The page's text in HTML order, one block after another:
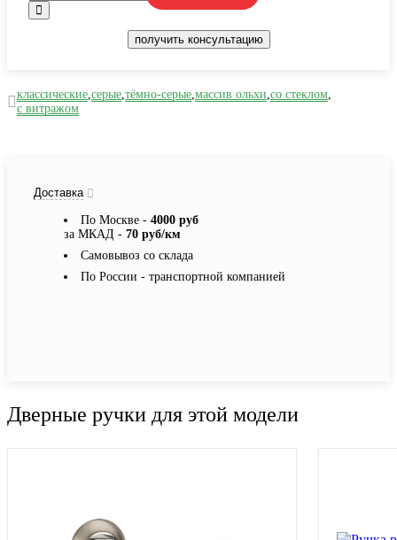
получить консультацию
классические,серые,тёмно-серые,массив ольхи,со стеклом,
с витражом
Доставка
По Москве - 4000 руб
за МКАД - 70 руб/км
Самовывоз со склада
По России - транспортной компанией
Дверные ручки для этой модели